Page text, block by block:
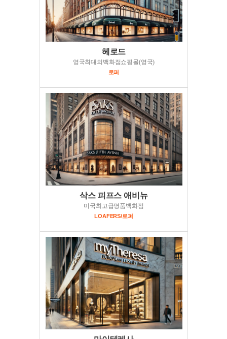
헤로드
영국최대의백화점쇼핑몰(영국)
로퍼
삭스 피프스 애비뉴
미국최고급명품백화점
LOAFERS/로퍼